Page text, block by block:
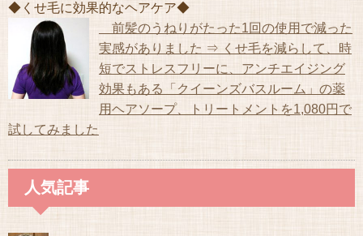
◆くせ毛に効果的なヘアケア◆
前髪のうねりがたった1回の使用で減った
実感がありました ⇒ くせ毛を減らして、時
短でストレスフリーに、アンチエイジング
効果もある「クイーンズバスルーム」の薬
用ヘアソープ、トリートメントを1,080円で
試してみました
人気記事